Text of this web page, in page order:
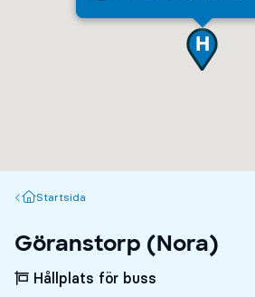
Startsida
Startsida
Göranstorp (Nora)
Hållplats för buss